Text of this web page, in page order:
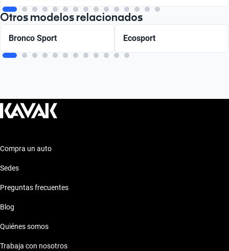
Otros modelos relacionados
Bronco Sport Ecosport
Compra un auto
Sedes
Preguntas frecuentes
Blog
Quiénes somos
Trabaja con nosotros